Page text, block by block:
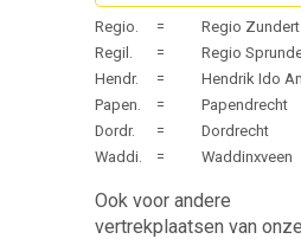
Regio. =
Regio Zundert
Regil.
=
Regio
Hendr.
=
Hendrik Ido
Papen.
=
Papendrecht
Dordr.
=
Dordrecht
Waddi.
= Waddinxveen
Ook voor andere
vertrekplaatsen van onze